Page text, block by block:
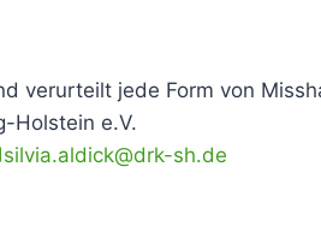
verurteilt jede Form von
Holstein e.V.
silvia.aldick@drk-sh.de